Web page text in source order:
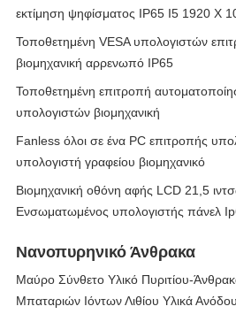
εκτίμηση ψηφίσματος IP65 I5 1920 X
Τοποθετημένη VESA υπολογιστών
βιομηχανική αρρενωπό IP65
Τοποθετημένη επιτροπή
υπολογιστών βιομηχανική
Fanless όλοι σε ένα PC επιτροπής
υπολογιστή γραφείου βιομηχανικό
Βιομηχανική οθόνη αφής LCD 21,5
Ενσωματωμένος υπολογιστής πάνελ
Νανοπυρηνικό Άνθρακα
Μαύρο Σύνθετο Υλικό Πυριτίου-
Μπαταριών Ιόντων Λιθίου Υλικά